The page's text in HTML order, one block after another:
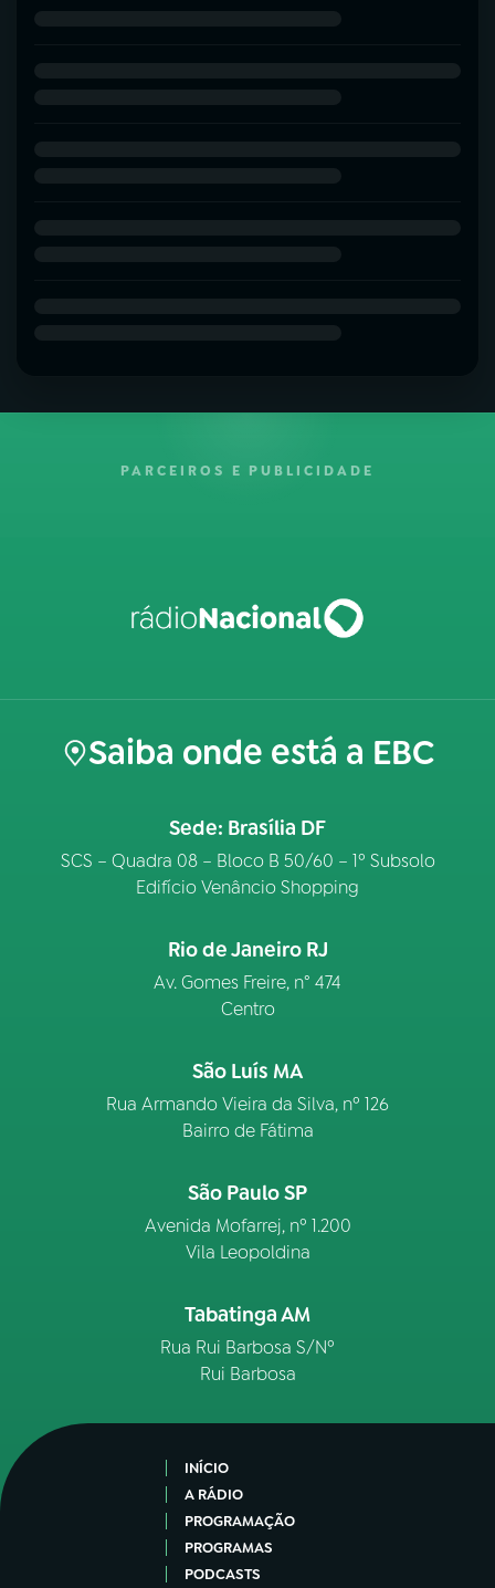
PARCEIROS E PUBLICIDADE
Saiba onde está a EBC
Sede: Brasília DF
SCS – Quadra 08 – Bloco B 50/60 – 1º Subsolo
Edifício Venâncio Shopping
Rio de Janeiro RJ
Av. Gomes Freire, n° 474
Centro
São Luís MA
Rua Armando Vieira da Silva, nº 126
Bairro de Fátima
São Paulo SP
Avenida Mofarrej, nº 1.200
Vila Leopoldina
Tabatinga AM
Rua Rui Barbosa S/Nº
Rui Barbosa
INÍCIO
A RÁDIO
PROGRAMAÇÃO
PROGRAMAS
PODCASTS